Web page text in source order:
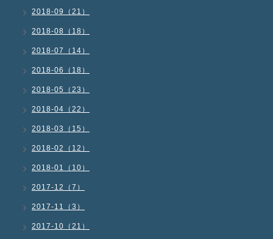
2018-09（21）
2018-08（18）
2018-07（14）
2018-06（18）
2018-05（23）
2018-04（22）
2018-03（15）
2018-02（12）
2018-01（10）
2017-12（7）
2017-11（3）
2017-10（21）